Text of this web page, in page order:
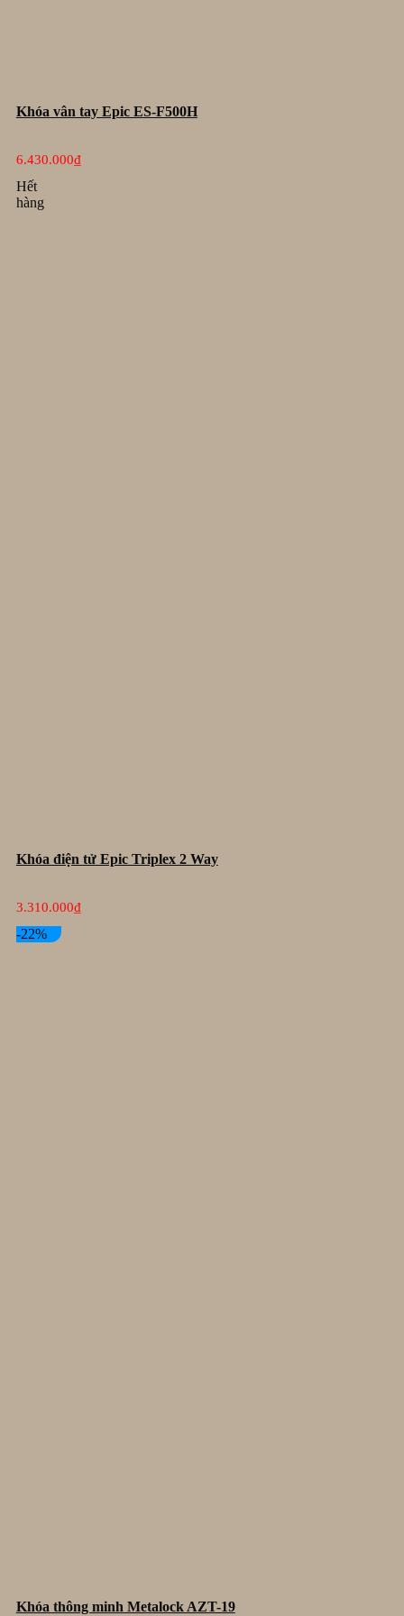
Khóa vân tay Epic ES-F500H
6.430.000₫
Hết
hàng
Khóa điện tử Epic Triplex 2 Way
3.310.000₫
-22%
Khóa thông minh Metalock AZT-19